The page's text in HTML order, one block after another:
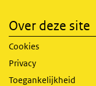
Over deze site
Cookies
Privacy
Toegankelijkheid